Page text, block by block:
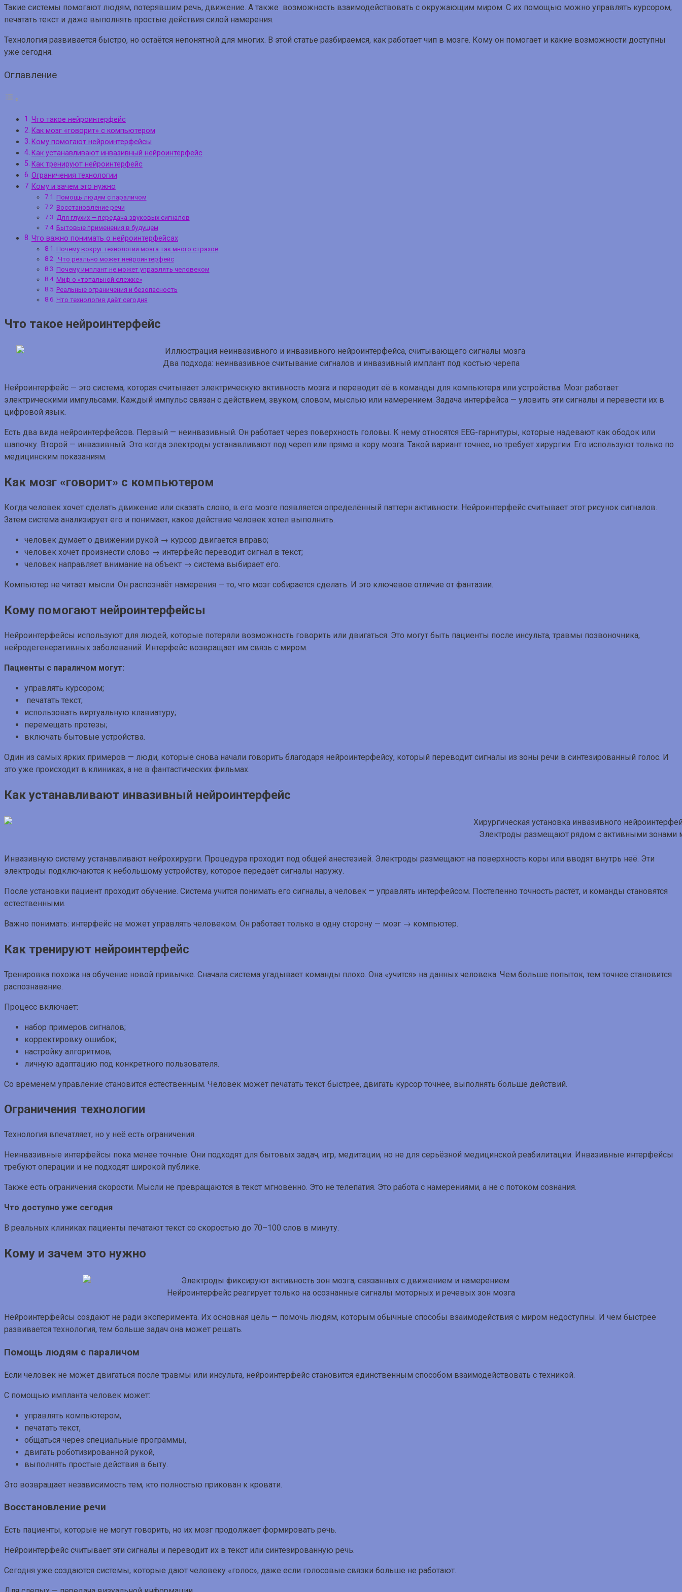
Такие системы помогают людям, потерявшим речь, движение. А также возможность взаимодействовать с окружающим миром. С их помощью можно управлять курсором,
печатать текст и даже выполнять простые действия силой намерения.
Технология развивается быстро, но остаётся непонятной для многих. В этой статье разбираемся, как работает чип в мозге. Кому он помогает и какие возможности доступны
уже сегодня.
Оглавление
Что такое нейроинтерфейс
Как мозг «говорит» с компьютером
Кому помогают нейроинтерфейсы
Как устанавливают инвазивный нейроинтерфейс
Как тренируют нейроинтерфейс
Ограничения технологии
Кому и зачем это нужно
Помощь людям с параличом
Восстановление речи
Для глухих — передача звуковых сигналов
Бытовые применения в будущем
Что важно понимать о нейроинтерфейсах
Почему вокруг технологий мозга так много страхов
Что реально может нейроинтерфейс
Почему имплант не может управлять человеком
Миф о «тотальной слежке»
Реальные ограничения и безопасность
Что технология даёт сегодня
Что такое нейроинтерфейс
Два подхода: неинвазивное считывание сигналов и инвазивный имплант под костью черепа
Нейроинтерфейс — это система, которая считывает электрическую активность мозга и переводит её в команды для компьютера или устройства. Мозг работает
электрическими импульсами. Каждый импульс связан с действием, звуком, словом, мыслью или намерением. Задача интерфейса — уловить эти сигналы и перевести их в
цифровой язык.
Есть два вида нейроинтерфейсов. Первый — неинвазивный. Он работает через поверхность головы. К нему относятся EEG-гарнитуры, которые надевают как ободок или
шапочку. Второй — инвазивный. Это когда электроды устанавливают под череп или прямо в кору мозга. Такой вариант точнее, но требует хирургии. Его используют только по
медицинским показаниям.
Как мозг «говорит» с компьютером
Когда человек хочет сделать движение или сказать слово, в его мозге появляется определённый паттерн активности. Нейроинтерфейс считывает этот рисунок сигналов.
Затем система анализирует его и понимает, какое действие человек хотел выполнить.
человек думает о движении рукой → курсор двигается вправо;
человек хочет произнести слово → интерфейс переводит сигнал в текст;
человек направляет внимание на объект → система выбирает его.
Компьютер не читает мысли. Он распознаёт намерения — то, что мозг собирается сделать. И это ключевое отличие от фантазии.
Кому помогают нейроинтерфейсы
Нейроинтерфейсы используют для людей, которые потеряли возможность говорить или двигаться. Это могут быть пациенты после инсульта, травмы позвоночника,
нейродегенеративных заболеваний. Интерфейс возвращает им связь с миром.
Пациенты с параличом могут:
управлять курсором;
печатать текст;
использовать виртуальную клавиатуру;
перемещать протезы;
включать бытовые устройства.
Один из самых ярких примеров — люди, которые снова начали говорить благодаря нейроинтерфейсу, который переводит сигналы из зоны речи в синтезированный голос. И
это уже происходит в клиниках, а не в фантастических фильмах.
Как устанавливают инвазивный нейроинтерфейс
Электроды размещают рядом с активными зонами
Инвазивную систему устанавливают нейрохирурги. Процедура проходит под общей анестезией. Электроды размещают на поверхность коры или вводят внутрь неё. Эти
электроды подключаются к небольшому устройству, которое передаёт сигналы наружу.
После установки пациент проходит обучение. Система учится понимать его сигналы, а человек — управлять интерфейсом. Постепенно точность растёт, и команды становятся
естественными.
Важно понимать: интерфейс не может управлять человеком. Он работает только в одну сторону — мозг → компьютер.
Как тренируют нейроинтерфейс
Тренировка похожа на обучение новой привычке. Сначала система угадывает команды плохо. Она «учится» на данных человека. Чем больше попыток, тем точнее становится
распознавание.
Процесс включает:
набор примеров сигналов;
корректировку ошибок;
настройку алгоритмов;
личную адаптацию под конкретного пользователя.
Со временем управление становится естественным. Человек может печатать текст быстрее, двигать курсор точнее, выполнять больше действий.
Ограничения технологии
Технология впечатляет, но у неё есть ограничения.
Неинвазивные интерфейсы пока менее точные. Они подходят для бытовых задач, игр, медитации, но не для серьёзной медицинской реабилитации. Инвазивные интерфейсы
требуют операции и не подходят широкой публике.
Также есть ограничения скорости. Мысли не превращаются в текст мгновенно. Это не телепатия. Это работа с намерениями, а не с потоком сознания.
Что доступно уже сегодня
В реальных клиниках пациенты печатают текст со скоростью до 70–100 слов в минуту.
Кому и зачем это нужно
Нейроинтерфейс реагирует только на осознанные сигналы моторных и речевых зон мозга
Нейроинтерфейсы создают не ради эксперимента. Их основная цель — помочь людям, которым обычные способы взаимодействия с миром недоступны. И чем быстрее
развивается технология, тем больше задач она может решать.
Помощь людям с параличом
Если человек не может двигаться после травмы или инсульта, нейроинтерфейс становится единственным способом взаимодействовать с техникой.
С помощью импланта человек может:
управлять компьютером,
печатать текст,
общаться через специальные программы,
двигать роботизированной рукой,
выполнять простые действия в быту.
Это возвращает независимость тем, кто полностью прикован к кровати.
Восстановление речи
Есть пациенты, которые не могут говорить, но их мозг продолжает формировать речь.
Нейроинтерфейс считывает эти сигналы и переводит их в текст или синтезированную речь.
Сегодня уже создаются системы, которые дают человеку «голос», даже если голосовые связки больше не работают.